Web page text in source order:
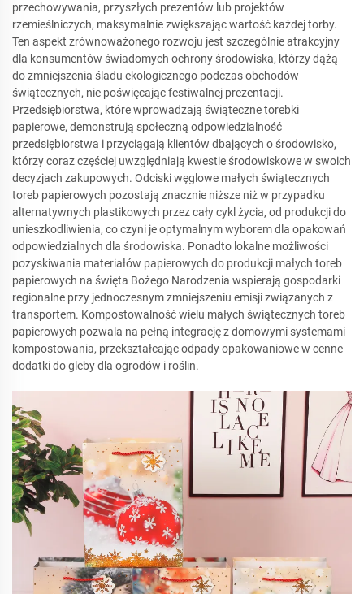
przechowywania, przyszłych prezentów lub projektów
rzemieślniczych, maksymalnie zwiększając wartość każdej torby.
Ten aspekt zrównoważonego rozwoju jest szczególnie atrakcyjny
dla konsumentów świadomych ochrony środowiska, którzy dążą
do zmniejszenia śladu ekologicznego podczas obchodów
świątecznych, nie poświęcając festiwalnej prezentacji.
Przedsiębiorstwa, które wprowadzają świąteczne torebki
papierowe, demonstrują społeczną odpowiedzialność
przedsiębiorstwa i przyciągają klientów dbających o środowisko,
którzy coraz częściej uwzględniają kwestie środowiskowe w swoich
decyzjach zakupowych. Odciski węglowe małych świątecznych
toreb papierowych pozostają znacznie niższe niż w przypadku
alternatywnych plastikowych przez cały cykl życia, od produkcji do
unieszkodliwienia, co czyni je optymalnym wyborem dla opakowań
odpowiedzialnych dla środowiska. Ponadto lokalne możliwości
pozyskiwania materiałów papierowych do produkcji małych toreb
papierowych na święta Bożego Narodzenia wspierają gospodarki
regionalne przy jednoczesnym zmniejszeniu emisji związanych z
transportem. Kompostowalność wielu małych świątecznych toreb
papierowych pozwala na pełną integrację z domowymi systemami
kompostowania, przekształcając odpady opakowaniowe w cenne
dodatki do gleby dla ogrodów i roślin.